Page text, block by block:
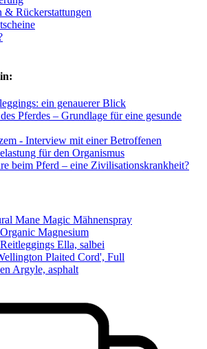
& Rückerstattungen
ein genauerer Blick
Pferdes – Grundlage für eine gesunde
- Interview mit einer Betroffenen
für den Organismus
beim Pferd – eine Zivilisationskrankheit?
Mane Magic Mähnenspray
Magnesium
Ella, salbei
Plaited Cord', Full
Argyle, asphalt